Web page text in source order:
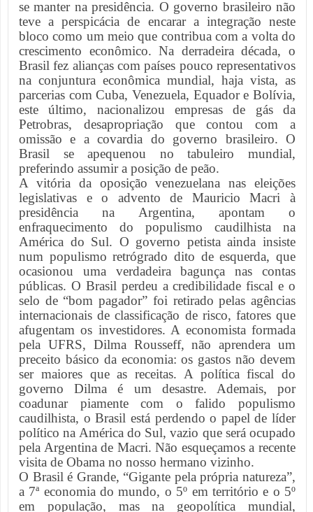
se manter na presidência. O governo brasileiro não
teve a perspicácia de encarar a integração neste
bloco como um meio que contribua com a volta do
crescimento econômico. Na derradeira década, o
Brasil fez alianças com países pouco representativos
na conjuntura econômica mundial, haja vista, as
parcerias com Cuba, Venezuela, Equador e Bolívia,
este último, nacionalizou empresas de gás da
Petrobras, desapropriação que contou com a
omissão e a covardia do governo brasileiro. O
Brasil se apequenou no tabuleiro mundial,
preferindo assumir a posição de peão.
A vitória da oposição venezuelana nas eleições
legislativas e o advento de Mauricio Macri à
presidência na Argentina, apontam o
enfraquecimento do populismo caudilhista na
América do Sul. O governo petista ainda insiste
num populismo retrógrado dito de esquerda, que
ocasionou uma verdadeira bagunça nas contas
públicas. O Brasil perdeu a credibilidade fiscal e o
selo de “bom pagador” foi retirado pelas agências
internacionais de classificação de risco, fatores que
afugentam os investidores. A economista formada
pela UFRS, Dilma Rousseff, não aprendera um
preceito básico da economia: os gastos não devem
ser maiores que as receitas. A política fiscal do
governo Dilma é um desastre. Ademais, por
coadunar piamente com o falido populismo
caudilhista, o Brasil está perdendo o papel de líder
político na América do Sul, vazio que será ocupado
pela Argentina de Macri. Não esqueçamos a recente
visita de Obama no nosso hermano vizinho.
O Brasil é Grande, “Gigante pela própria natureza”,
a 7ª economia do mundo, o 5º em território e o 5º
em população, mas na geopolítica mundial,